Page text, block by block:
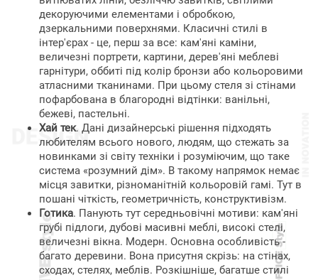
декоруючими елементами і обробкою,
дзеркальними поверхнями. Класичні стилі в
інтер'єрах - це, перш за все: кам'яні каміни,
величезні портрети, картини, дерев'яні меблеві
гарнітури, оббиті під колір бронзи або кольоровими
атласними тканинами. При цьому стеля зі стінами
пофарбована в благородні відтінки: ванільні,
бежеві, пастельні.
Хай тек. Дані дизайнерські рішення підходять
любителям всього нового, людям, що стежать за
новинками зі світу техніки і розуміючим, що таке
система «розумний дім». В такому напрямок немає
місця завитки, різноманітній кольоровій гамі. Тут в
пошані чіткість, геометричність, конструктивізм.
Готика. Панують тут середньовічні мотиви: кам'яні
грубі підлоги, дубові масивні меблі, високі стелі,
величезні вікна. Модерн. Основна особливість -
багато деревини. Вона присутня скрізь: на стінах,
сходах, стелях, меблів. Розкішніше, багатше стилі